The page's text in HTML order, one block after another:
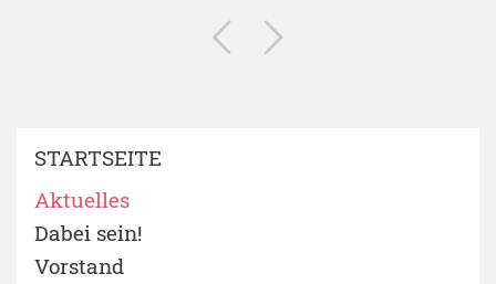
STARTSEITE
Aktuelles
Dabei sein!
Vorstand